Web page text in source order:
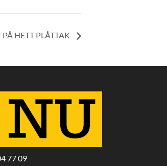
PÅ HETT PLÅTTAK
77 09